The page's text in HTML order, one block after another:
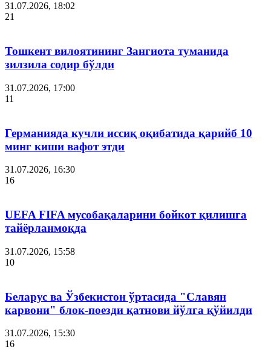
31.07.2026, 18:02
21
Тошкент вилоятининг Зангиота туманида
зилзила содир бўлди
31.07.2026, 17:00
11
Германияда кучли иссиқ оқибатида қарийб 10
минг киши вафот этди
31.07.2026, 16:30
16
UEFA FIFA мусобақаларини бойкот қилишга
тайёрланмоқда
31.07.2026, 15:58
10
Беларус ва Ўзбекистон ўртасида "Славян
карвони" блок-поезди қатнови йўлга қўйилди
31.07.2026, 15:30
16